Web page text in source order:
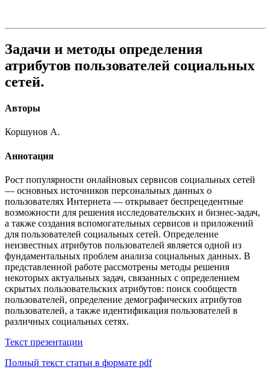
Задачи и методы определения
атрибутов пользователей социальных
сетей.
Авторы
Коршунов А.
Аннотация
Рост популярности онлайновых сервисов социальных сетей
— основных источников персональных данных о
пользователях Интернета — открывает беспрецедентные
возможности для решения исследовательских и бизнес-задач,
а также создания вспомогательных сервисов и приложений
для пользователей социальных сетей. Определение
неизвестных атрибутов пользователей является одной из
фундаментальных проблем анализа социальных данных. В
представленной работе рассмотрены методы решения
некоторых актуальных задач, связанных с определением
скрытых пользовательских атрибутов: поиск сообществ
пользователей, определение демографических атрибутов
пользователей, а также идентификация пользователей в
различных социальных сетях.
Текст презентации
Полный текст статьи в формате pdf